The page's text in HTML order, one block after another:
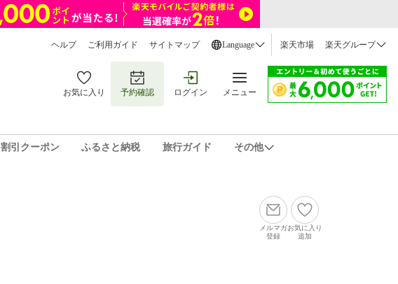
ヘルプ ご利用ガイド サイトマップ Language 楽天市場 楽天グループ
お気に入り 予約確認 ログイン メニュー
割引クーポン ふるさと納税 旅行ガイド その他
メルマガ
登録
お気に入り
追加